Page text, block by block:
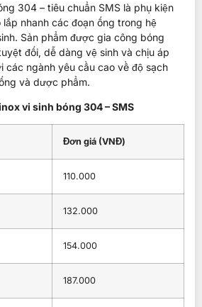
304 – tiêu chuẩn SMS là phụ kiện
nhanh các đoạn ống trong hệ
Sản phẩm được gia công bóng
đối, dễ dàng vệ sinh và chịu áp
ngành yêu cầu cao về độ sạch
và dược phẩm.
vi sinh bóng 304 – SMS
Đơn giá (VNĐ)
110.000
132.000
154.000
187.000